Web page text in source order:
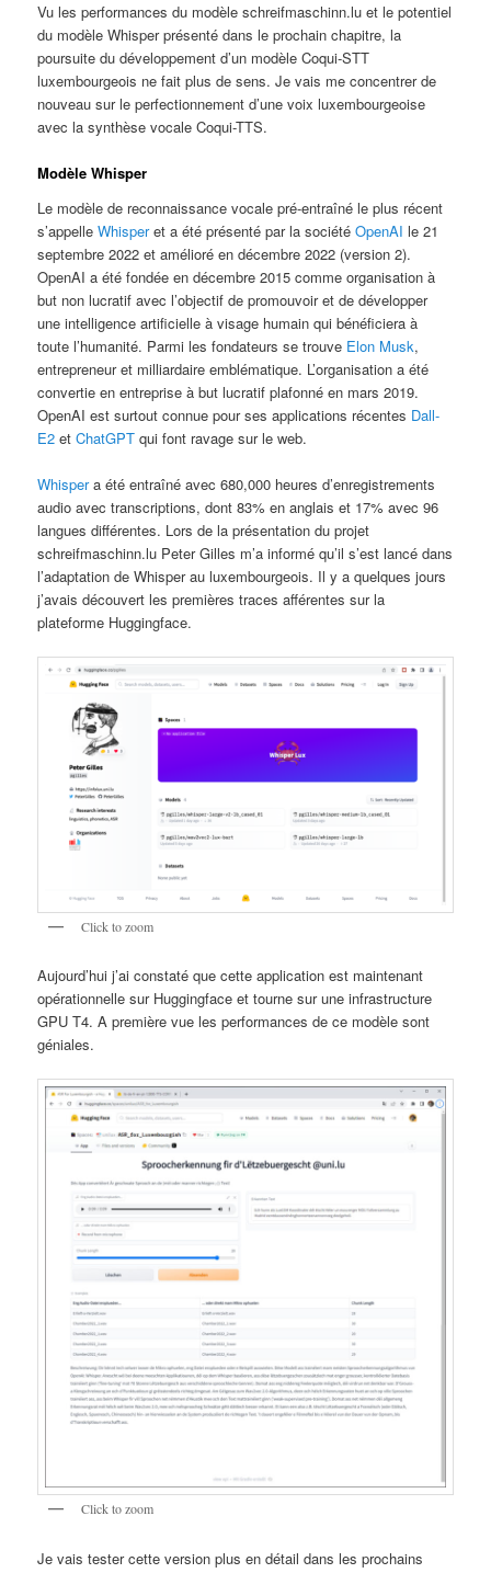
Vu les performances du modèle schreifmaschinn.lu et le potentiel
du modèle Whisper présenté dans le prochain chapitre, la
poursuite du développement d’un modèle Coqui-STT
luxembourgeois ne fait plus de sens. Je vais me concentrer de
nouveau sur le perfectionnement d’une voix luxembourgeoise
avec la synthèse vocale Coqui-TTS.
Modèle Whisper
Le modèle de reconnaissance vocale pré-entraîné le plus récent
s’appelleWhisperet a été présenté par la sociétéOpenAI le 21
septembre 2022 et amélioré en décembre 2022 (version 2).
OpenAI a été fondée en décembre 2015 comme organisation à
but non lucratif avec l’objectif de promouvoir et de développer
une intelligence artificielle à visage humain qui bénéficiera à
toute l’humanité. Parmi les fondateurs se trouve Elon Musk,
entrepreneur et milliardaire emblématique. L’organisation a été
convertie en entreprise à but lucratif plafonné en mars 2019.
OpenAI est surtout connue pour ses applications récentes Dall-
E2 etChatGPT qui font ravage sur le web.
Whispera été entraîné avec 680,000 heures d’enregistrements
audio avec transcriptions, dont 83% en anglais et 17% avec 96
langues différentes. Lors de la présentation du projet
schreifmaschinn.lu Peter Gilles m’a informé qu’il s’est lancé dans
l’adaptation de Whisper au luxembourgeois. Il y a quelques jours
j’avais découvert les premières traces afférentes sur la
plateforme Huggingface.
Click to zoom
Aujourd’hui j’ai constaté que cette application est maintenant
opérationnelle sur Huggingface et tourne sur une infrastructure
GPU T4. A première vue les performances de ce modèle sont
géniales.
Click to zoom
Je vais tester cette version plus en détail dans les prochains